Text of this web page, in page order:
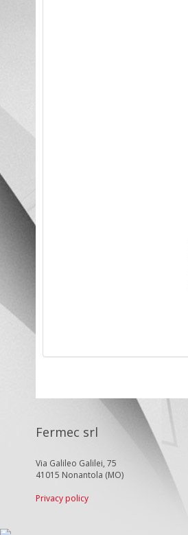
Fermec srl
Via Galileo Galilei, 75
41015 Nonantola (MO)
Privacy policy